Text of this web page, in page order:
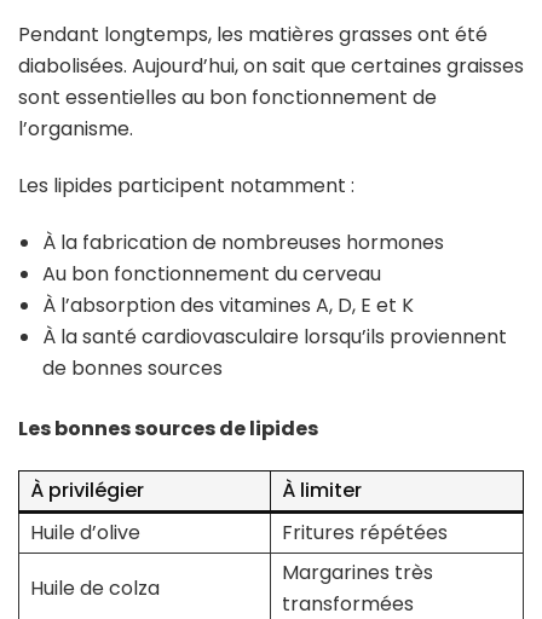
Pendant longtemps, les matières grasses ont été
diabolisées. Aujourd’hui, on sait que certaines graisses
sont essentielles au bon fonctionnement de
l’organisme.
Les lipides participent notamment :
À la fabrication de nombreuses hormones
Au bon fonctionnement du cerveau
À l’absorption des vitamines A, D, E et K
À la santé cardiovasculaire lorsqu’ils proviennent
de bonnes sources
Les bonnes sources de lipides
À privilégier
À limiter
Huile d’olive
Fritures répétées
Huile de colza
Margarines très
transformées